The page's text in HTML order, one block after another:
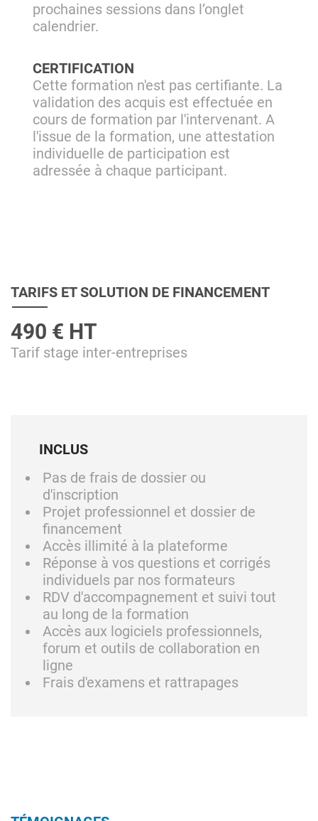
prochaines sessions dans l’onglet
calendrier.
CERTIFICATION
Cette formation n'est pas certifiante. La
validation des acquis est effectuée en
cours de formation par l'intervenant. A
l'issue de la formation, une attestation
individuelle de participation est
adressée à chaque participant.
TARIFS ET SOLUTION DE FINANCEMENT
490 € HT
Tarif stage inter-entreprises
INCLUS
Pas de frais de dossier ou
d'inscription
Projet professionnel et dossier de
financement
Accès illimité à la plateforme
Réponse à vos questions et corrigés
individuels par nos formateurs
RDV d'accompagnement et suivi tout
au long de la formation
Accès aux logiciels professionnels,
forum et outils de collaboration en
ligne
Frais d'examens et rattrapages